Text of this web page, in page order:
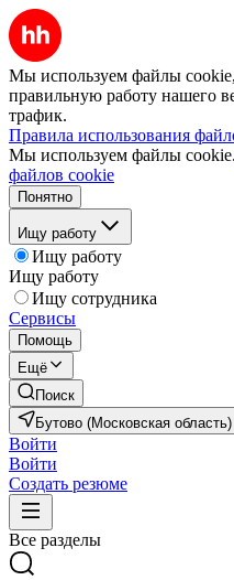
Мы используем файлы
правильную работу нашего
трафик.
Правила использования
Мы используем файлы cookie.
файлов cookie
Понятно
Ищу работу
Ищу работу
Ищу работу
Ищу сотрудника
Сервисы
Помощь
Ещё
Поиск
Бутово (Московская область)
Войти
Войти
Создать резюме
Все разделы